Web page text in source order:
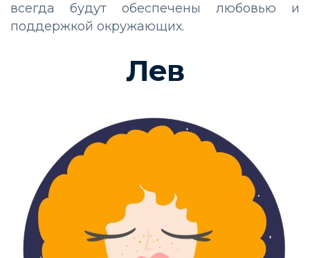
всегда будут обеспечены любовью и
поддержкой окружающих.
Лев